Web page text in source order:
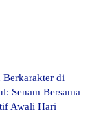
Berkarakter di
Senam Bersama
Awali Hari